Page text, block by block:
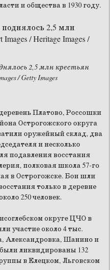
и общества в 1930 году.
2,5 млн крестьян
/ Getty Images
Платово, Россошки
Острогожского округа
оружейный склад, два
и несколько
подавления восстания
полковая школа 57-го
в Острогожске. Бои шли
только в деревне
250 человек.
округе ЦЧО в
участие около 4 тыс.
Александровка, Шанино и
ликвидированы 132
в Елецком, Льговском